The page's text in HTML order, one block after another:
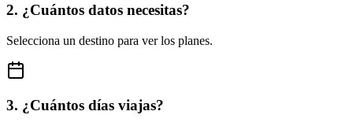
2. ¿Cuántos datos necesitas?
Selecciona un destino para ver los planes.
3. ¿Cuántos días viajas?